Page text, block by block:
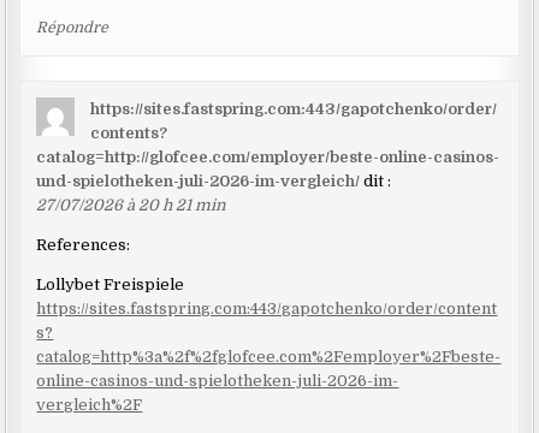
Répondre
https://sites.fastspring.com:443/gapotchenko/order/
contents?
catalog=http://glofcee.com/employer/beste-online-casinos-
und-spielotheken-juli-2026-im-vergleich/ dit :
27/07/2026 à 20 h 21 min
References:
Lollybet Freispiele
https://sites.fastspring.com:443/gapotchenko/order/content
s?
catalog=http%3a%2f%2fglofcee.com%2Femployer%2Fbeste-
online-casinos-und-spielotheken-juli-2026-im-
vergleich%2F